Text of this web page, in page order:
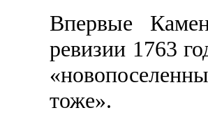
Впервые
ревизии 1763
тоже».